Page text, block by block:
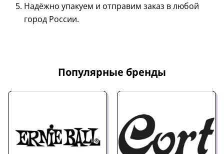
Надёжно упакуем и отправим заказ в любой
город России.
Популярные бренды